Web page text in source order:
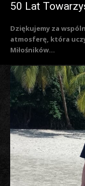
50 Lat
Dziękujemy za
atmosferę, która
Miłośników...